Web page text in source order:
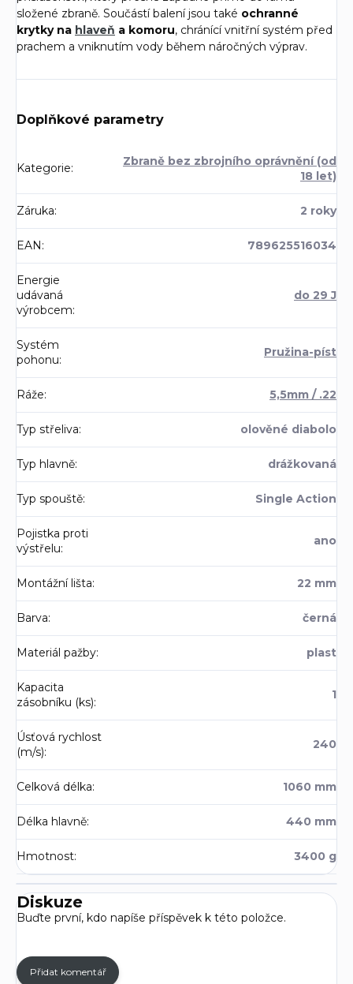
složené zbraně. Součástí balení jsou také ochranné
krytky na hlaveň a komoru, chránící vnitřní systém před
prachem a vniknutím vody během náročných výprav.
Doplňkové parametry
Kategorie:
Zbraně bez zbrojního oprávnění (od
18 let)
Záruka: 2 roky
EAN: 789625516034
Energie
udávaná
výrobcem:
do 29 J
Systém
pohonu:
Pružina-píst
Ráže: 5,5mm / .22
Typ střeliva: olověné diabolo
Typ hlavně: drážkovaná
Typ spouště: Single Action
Pojistka proti
výstřelu:
ano
Montážní lišta: 22 mm
Barva: černá
Materiál pažby: plast
Kapacita
zásobníku (ks):
1
Úsťová rychlost
(m/s):
240
Celková délka: 1060 mm
Délka hlavně: 440 mm
Hmotnost: 3400 g
Diskuze
Buďte první, kdo napíše příspěvek k této položce.
Přidat komentář